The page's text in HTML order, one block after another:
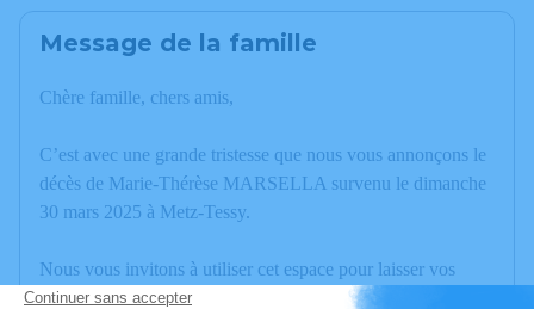
Message de la famille
Chère famille, chers amis,
C’est avec une grande tristesse que nous vous annonçons le
décès de Marie-Thérèse MARSELLA survenu le dimanche
30 mars 2025 à Metz-Tessy.
Nous vous invitons à utiliser cet espace pour laisser vos
condoléances, partager des photos souvenirs, une anecdote